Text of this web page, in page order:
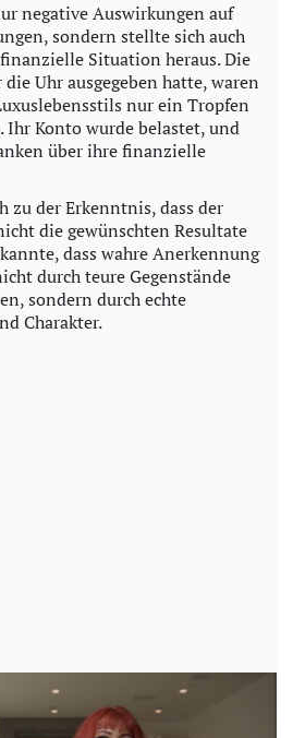
negative Auswirkungen auf
sondern stellte sich auch
Situation heraus. Die
Uhr ausgegeben hatte, waren
nur ein Tropfen
Ihr Konto wurde belastet, und
über ihre finanzielle
zu der Erkenntnis, dass der
die gewünschten Resultate
dass wahre Anerkennung
durch teure Gegenstände
sondern durch echte
Charakter.